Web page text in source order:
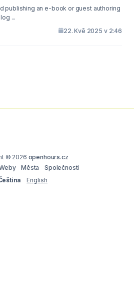
an e-book or guest authoring
...
22. Kvě 2025 v 2:46
© 2026 openhours.cz
Města
Společnosti
English